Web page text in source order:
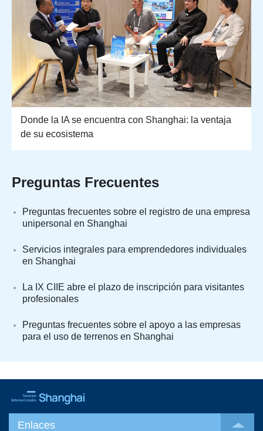
Donde la IA se encuentra con Shanghai: la ventaja
de su ecosistema
Preguntas Frecuentes
Preguntas frecuentes sobre el registro de una empresa
unipersonal en Shanghai
Servicios integrales para emprendedores individuales
en Shanghai
La IX CIIE abre el plazo de inscripción para visitantes
profesionales
Preguntas frecuentes sobre el apoyo a las empresas
para el uso de terrenos en Shanghai
Enlaces